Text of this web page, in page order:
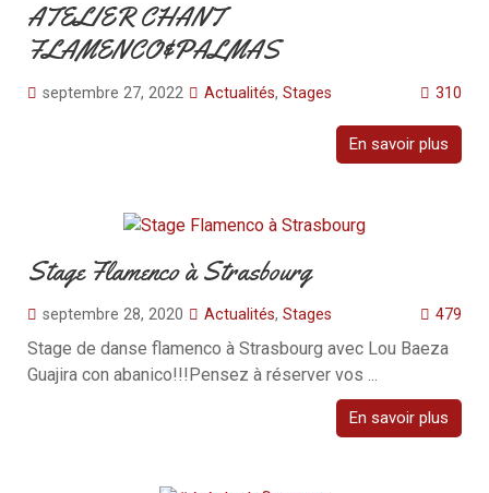
ATELIER CHANT
FLAMENCO&PALMAS
septembre 27, 2022 310
Actualités, Stages
En savoir plus
Stage Flamenco à Strasbourg
septembre 28, 2020 479
Actualités, Stages
Stage de danse flamenco à Strasbourg avec Lou Baeza
Guajira con abanico!!!Pensez à réserver vos ...
En savoir plus